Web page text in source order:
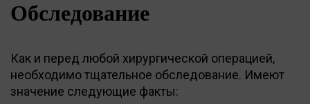
Обследование
Как и перед любой хирургической операцией,
необходимо тщательное обследование. Имеют
значение следующие факты: